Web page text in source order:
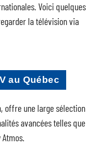
Voici quelques
la télévision via
au Québec
offre une large sélection
avancées telles que